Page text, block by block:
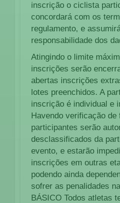
inscrição o ciclista
concordará com os
regulamento, e
responsabilidade dos
Atingindo o limite
inscrições serão
abertas inscrições
lotes preenchidos. A
inscrição é individual e
Havendo verificação de
participantes serão
desclassificados da
evento, e estarão
inscrições em outras
podendo ainda
sofrer as penalidades
BÁSICO Todos atletas